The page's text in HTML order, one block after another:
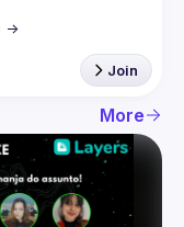
Join
More